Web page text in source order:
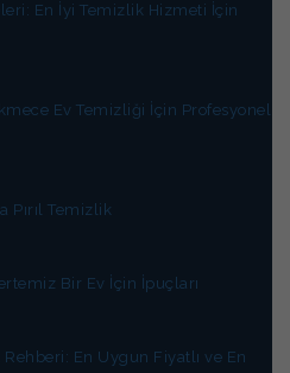
En İyi Temizlik Hizmeti İçin
Ev Temizliği İçin Profesyonel
Pırıl Temizlik
Bir Ev İçin İpuçları
En Uygun Fiyatlı ve En